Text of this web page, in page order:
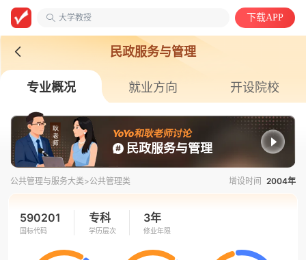
大学教授
下载APP
民政服务与管理
专业概况 就业方向 开设院校
YoYo和耿老师讨论
民政服务与管理
公共管理与服务大类>公共管理类 增设时间 2004年
590201
国标代码
专科
学历层次
3年
修业年限